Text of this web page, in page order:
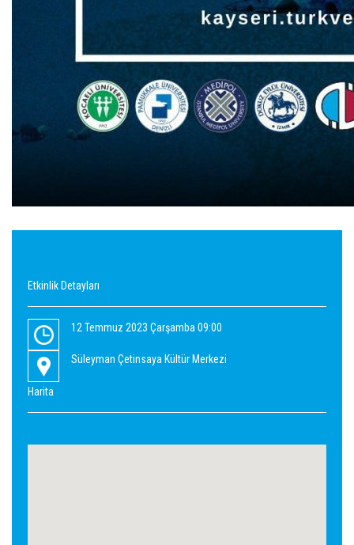
Etkinlik Detayları
12 Temmuz 2023 Çarşamba 09:00
Süleyman Çetinsaya Kültür Merkezi
Harita